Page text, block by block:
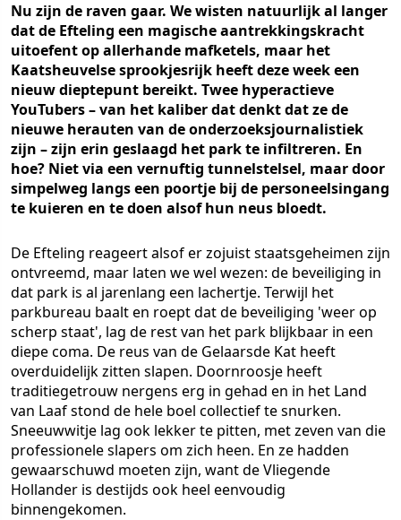
Nu zijn de raven gaar. We wisten natuurlijk al langer
dat de Efteling een magische aantrekkingskracht
uitoefent op allerhande mafketels, maar het
Kaatsheuvelse sprookjesrijk heeft deze week een
nieuw dieptepunt bereikt. Twee hyperactieve
YouTubers – van het kaliber dat denkt dat ze de
nieuwe herauten van de onderzoeksjournalistiek
zijn – zijn erin geslaagd het park te infiltreren. En
hoe? Niet via een vernuftig tunnelstelsel, maar door
simpelweg langs een poortje bij de personeelsingang
te kuieren en te doen alsof hun neus bloedt.
De Efteling reageert alsof er zojuist staatsgeheimen zijn
ontvreemd, maar laten we wel wezen: de beveiliging in
dat park is al jarenlang een lachertje. Terwijl het
parkbureau baalt en roept dat de beveiliging 'weer op
scherp staat', lag de rest van het park blijkbaar in een
diepe coma. De reus van de Gelaarsde Kat heeft
overduidelijk zitten slapen. Doornroosje heeft
traditiegetrouw nergens erg in gehad en in het Land
van Laaf stond de hele boel collectief te snurken.
Sneeuwwitje lag ook lekker te pitten, met zeven van die
professionele slapers om zich heen. En ze hadden
gewaarschuwd moeten zijn, want de Vliegende
Hollander is destijds ook heel eenvoudig
binnengekomen.